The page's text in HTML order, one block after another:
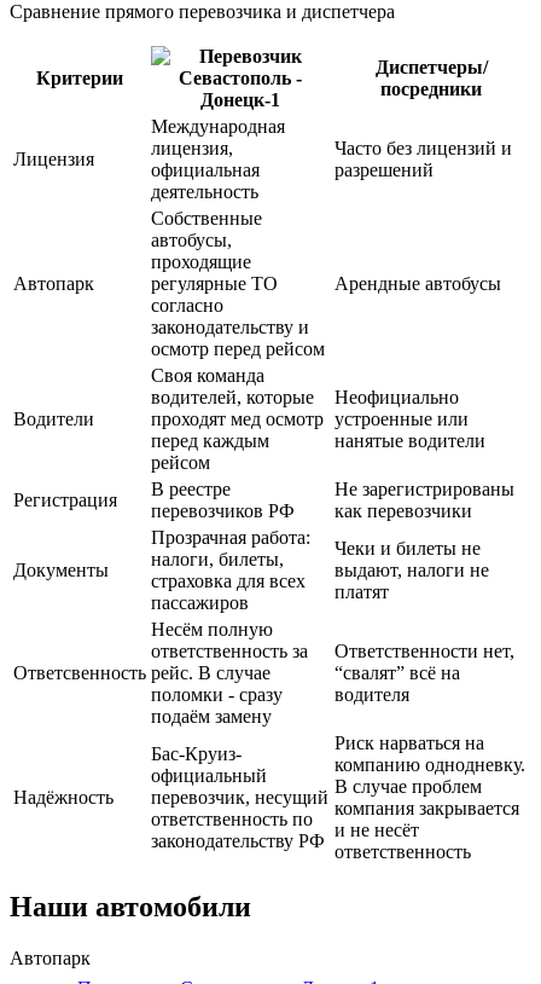
Сравнение прямого перевозчика и диспетчера
Критерии
Диспетчеры/
посредники
Лицензия
Международная
лицензия,
официальная
деятельность
Часто без лицензий и
разрешений
Автопарк
Собственные
автобусы,
проходящие
регулярные ТО
согласно
законодательству и
осмотр перед рейсом
Арендные автобусы
Водители
Своя команда
водителей, которые
проходят мед осмотр
перед каждым
рейсом
Неофициально
устроенные или
нанятые водители
Регистрация
В реестре
перевозчиков РФ
Не зарегистрированы
как перевозчики
Документы
Прозрачная работа:
налоги, билеты,
страховка для всех
пассажиров
Чеки и билеты не
выдают, налоги не
платят
Ответсвенность
Несём полную
ответственность за
рейс. В случае
поломки - сразу
подаём замену
Ответственности нет,
“свалят” всё на
водителя
Надёжность
Бас-Круиз-
официальный
перевозчик, несущий
ответственность по
законодательству РФ
Риск нарваться на
компанию однодневку.
В случае проблем
компания закрывается
и не несёт
ответственность
Наши автомобили
Автопарк